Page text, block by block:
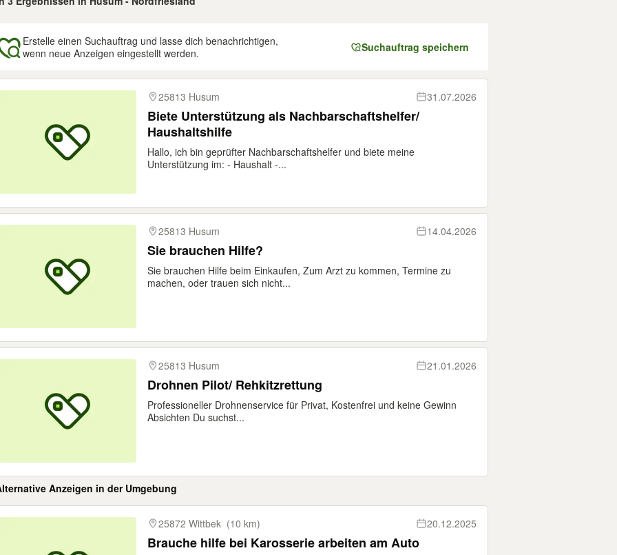
Erstelle einen Suchauftrag und lasse dich benachrichtigen,
wenn neue Anzeigen eingestellt werden.
Suchauftrag speichern
25813 Husum
31.07.2026
Biete Unterstützung als Nachbarschaftshelfer/
Haushaltshilfe
Hallo, ich bin geprüfter Nachbarschaftshelfer und biete meine
Unterstützung im: - Haushalt -...
25813 Husum 14.04.2026
Sie brauchen Hilfe?
Sie brauchen Hilfe beim Einkaufen, Zum Arzt zu kommen, Termine zu
machen, oder trauen sich nicht...
25813 Husum 21.01.2026
Drohnen Pilot/ Rehkitzrettung
Professioneller Drohnenservice für Privat, Kostenfrei und keine Gewinn
Absichten Du suchst...
Anzeigen in der Umgebung
25872 Wittbek (10 km) 20.12.2025
Brauche hilfe bei Karosserie arbeiten am Auto